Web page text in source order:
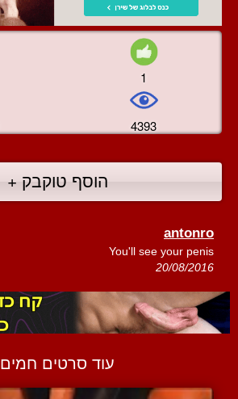
1
4393
הוסף טוקבק +
antonro
You'll see your penis
20/08/2016
עוד סרטים חמים